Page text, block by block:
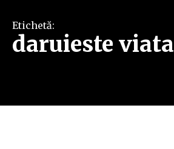
Etichetă:
daruieste viata